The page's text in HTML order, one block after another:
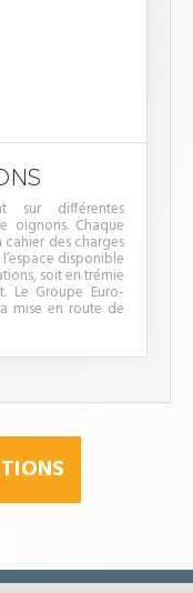
sur différentes
oignons. Chaque
cahier des charges
disponible
soit en trémie
Le Groupe Euro-
mise en route de